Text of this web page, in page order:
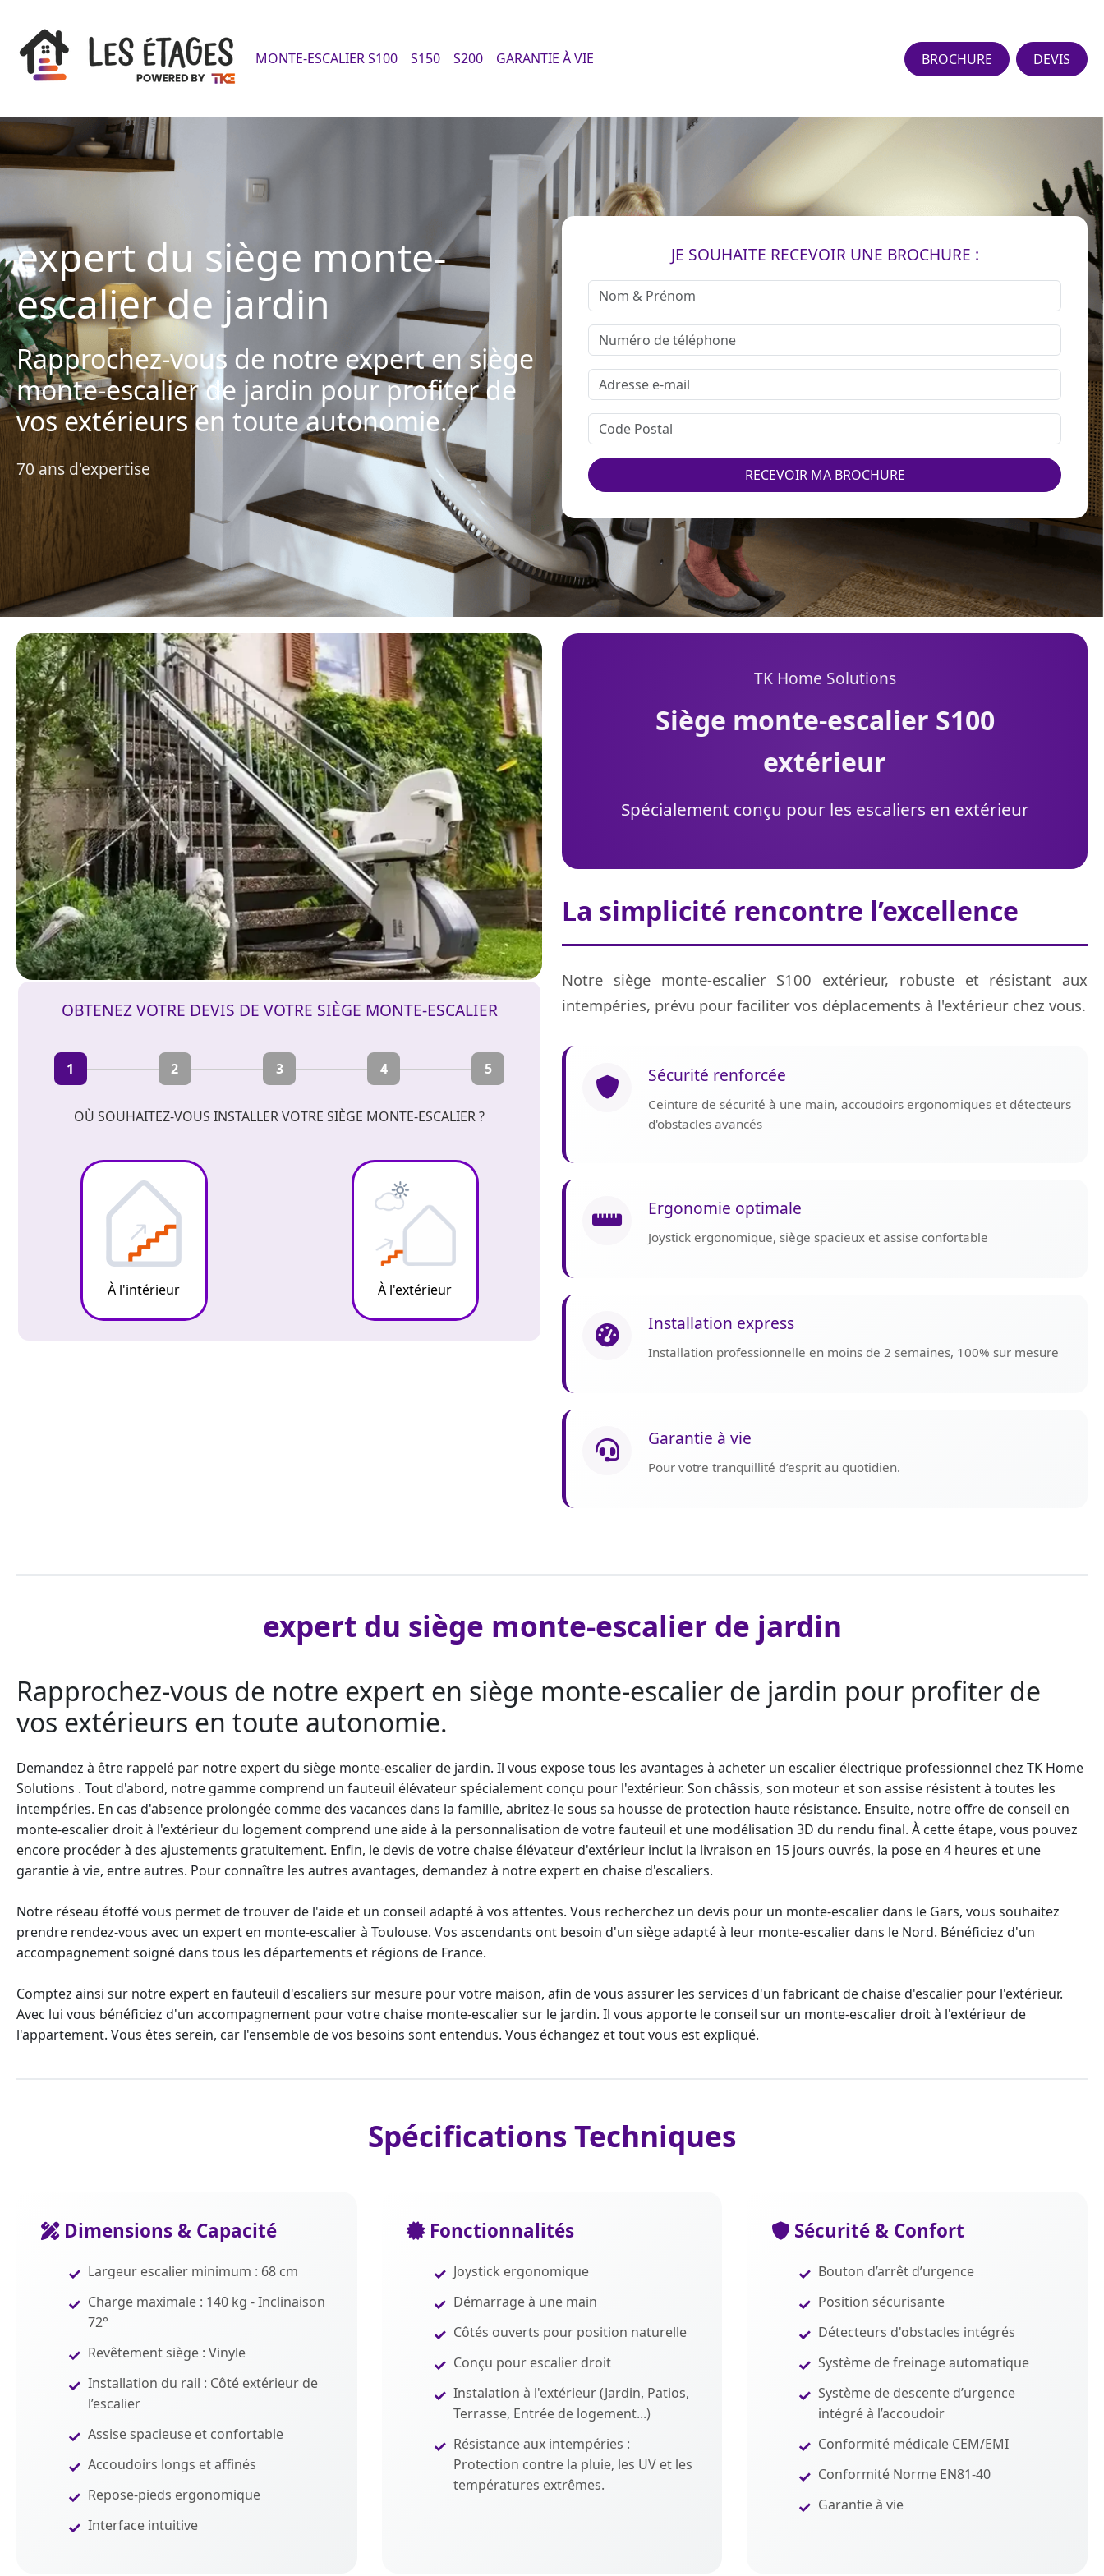
MONTE-ESCALIER S100 S150 S200 GARANTIE À VIE BROCHURE DEVIS
expert du siège monte-
escalier de jardin
Rapprochez-vous de notre expert en siège
monte-escalier de jardin pour profiter de
vos extérieurs en toute autonomie.
70 ans d'expertise
JE SOUHAITE RECEVOIR UNE BROCHURE :
RECEVOIR MA BROCHURE
OBTENEZ VOTRE DEVIS DE VOTRE SIÈGE MONTE-ESCALIER
1 2 3 4 5
OÙ SOUHAITEZ-VOUS INSTALLER VOTRE SIÈGE MONTE-ESCALIER ?
À l'intérieur À l'extérieur
TK Home Solutions
siège monte-escalier S100
extérieur
Spécialement conçu pour les escaliers en extérieur
La simplicité rencontre l’excellence
Notre siège monte-escalier S100 extérieur, robuste et résistant aux
intempéries, prévu pour faciliter vos déplacements à l'extérieur chez vous.
Sécurité renforcée
Ceinture de sécurité à une main, accoudoirs ergonomiques et détecteurs
d'obstacles avancés
Ergonomie optimale
Joystick ergonomique, siège spacieux et assise confortable
Installation express
Installation professionnelle en moins de 2 semaines, 100% sur mesure
Garantie à vie
Pour votre tranquillité d’esprit au quotidien.
expert du siège monte-escalier de jardin
Rapprochez-vous de notre expert en siège monte-escalier de jardin pour profiter de
vos extérieurs en toute autonomie.
Demandez à être rappelé par notre expert du siège monte-escalierde jardin. Il vous expose tous les avantages à acheter un escalier électrique professionnel chez TK Home
Solutions . Tout d'abord, notre gamme comprend un fauteuil élévateurspécialement conçu pour l'extérieur. Son châssis, son moteur et son assise résistent à toutes les
intempéries. En cas d'absence prolongée comme des vacances dans la famille, abritez-le sous sa housse de protection haute résistance. Ensuite, notre offre de conseil en
monte-escalier droità l'extérieur du logement comprend une aide à la personnalisation de votre fauteuil et une modélisation 3D du rendu final. À cette étape, vous pouvez
encore procéder à des ajustements gratuitement. Enfin, ledevis de votre chaise élévateurd'extérieur inclut la livraison en 15 jours ouvrés, la pose en 4 heures et une
garantie à vie, entre autres. Pour connaître les autres avantages, demandez à notre expert en chaise d'escaliers.
Notre réseau étoffé vous permet de trouver de l'aide et un conseil adapté à vos attentes. Vous recherchez un devis pour un monte-escalierdans le Gars, vous souhaitez
prendre rendez-vous avec un expert en monte-escalierà Toulouse. Vos ascendants ont besoin d'un siège adapté à leur monte-escalierdans le Nord. Bénéficiez d'un
accompagnement soigné dans tous les départements et régions de France.
Comptez ainsi sur notre expert en fauteuil d'escaliers sur mesure pour votre maison, afin de vous assurer les services d'un fabricant de chaise d'escalier pour l'extérieur.
Avec lui vous bénéficiez d'un accompagnement pour votre chaise monte-escaliersur le jardin. Il vous apporte le conseil sur un monte-escalier droit à l'extérieur de
l'appartement. Vous êtes serein, car l'ensemble de vos besoins sont entendus. Vous échangez et tout vous est expliqué.
Spécifications Techniques
Dimensions & Capacité
Largeur escalier minimum : 68 cm
Charge maximale : 140 kg - Inclinaison
72°
Revêtement siège : Vinyle
Installation du rail : Côté extérieur de
l’escalier
Assise spacieuse et confortable
Accoudoirs longs et affinés
Repose-pieds ergonomique
Interface intuitive
Fonctionnalités
Joystick ergonomique
Démarrage à une main
Côtés ouverts pour position naturelle
Conçu pour escalier droit
Instalation à l'extérieur (Jardin, Patios,
Terrasse, Entrée de logement...)
Résistance aux intempéries :
Protection contre la pluie, les UV et les
températures extrêmes.
Sécurité & Confort
Bouton d’arrêt d’urgence
Position sécurisante
Détecteurs d'obstacles intégrés
Système de freinage automatique
Système de descente d’urgence
intégré à l’accoudoir
Conformité médicale CEM/EMI
Conformité Norme EN81-40
Garantie à vie